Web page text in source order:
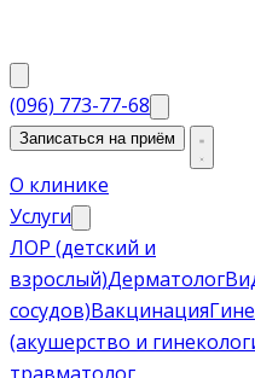
(096) 773-77-68
Записаться на приём
О клинике
Услуги
ЛОР (детский и
взрослый)Дерматолог
сосудов)Вакцинация
(акушерство и